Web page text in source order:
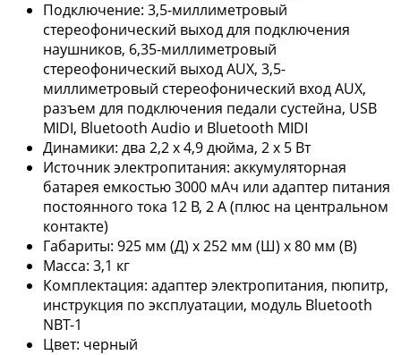
Подключение: 3,5-миллиметровый
стереофонический выход для подключения
наушников, 6,35-миллиметровый
стереофонический выход AUX, 3,5-
миллиметровый стереофонический вход AUX,
разъем для подключения педали сустейна, USB
MIDI, Bluetooth Audio и Bluetooth MIDI
Динамики: два 2,2 х 4,9 дюйма, 2 х 5 Вт
Источник электропитания: аккумуляторная
батарея емкостью 3000 мАч или адаптер питания
постоянного тока 12 В, 2 А (плюс на центральном
контакте)
Габариты: 925 мм (Д) x 252 мм (Ш) x 80 мм (В)
Масса: 3,1 кг
Комплектация: адаптер электропитания, пюпитр,
инструкция по эксплуатации, модуль Bluetooth
NBT-1
Цвет: черный